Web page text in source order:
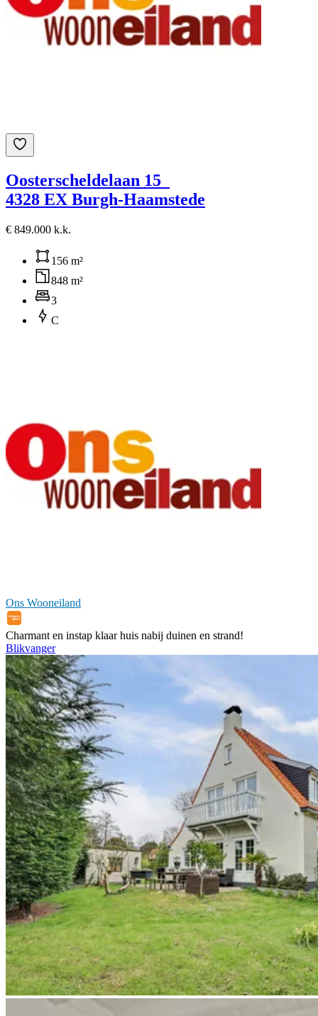
Oosterscheldelaan 15
4328 EX Burgh-Haamstede
€ 849.000 k.k.
156 m²
848 m²
3
C
Ons Wooneiland
Charmant en instap klaar huis nabij duinen en strand!
Blikvanger